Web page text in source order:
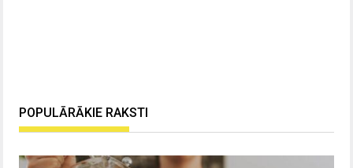
POPULĀRĀKIE RAKSTI